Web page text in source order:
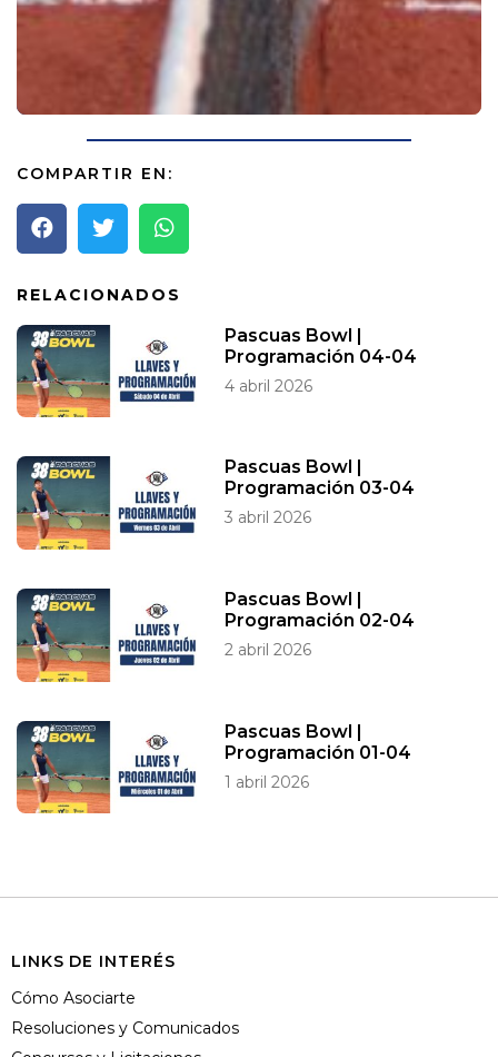
COMPARTIR EN:
RELACIONADOS
Pascuas Bowl |
Programación 04-04
4 abril 2026
Pascuas Bowl |
Programación 03-04
3 abril 2026
Pascuas Bowl |
Programación 02-04
2 abril 2026
Pascuas Bowl |
Programación 01-04
1 abril 2026
LINKS DE INTERÉS
Cómo Asociarte
Resoluciones y Comunicados